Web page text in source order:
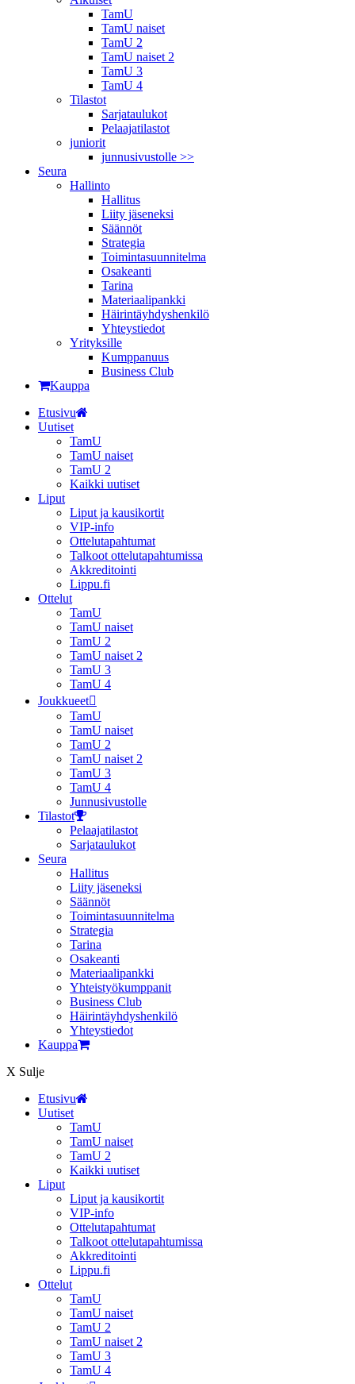
TamU
TamU naiset
TamU 2
TamU naiset 2
TamU 3
TamU 4
Tilastot
Sarjataulukot
Pelaajatilastot
juniorit
junnusivustolle >>
Seura
Hallinto
Hallitus
Liity jäseneksi
Säännöt
Strategia
Toimintasuunnitelma
Osakeanti
Tarina
Materiaalipankki
Häirintä­yhdyshenkilö
Yhteystiedot
Yrityksille
Kumppanuus
Business Club
Kauppa
Etusivu
Uutiset
TamU
TamU naiset
TamU 2
Kaikki uutiset
Liput
Liput ja kausikortit
VIP-info
Ottelutapahtumat
Talkoot ottelutapahtumissa
Akkreditointi
Lippu.fi
Ottelut
TamU
TamU naiset
TamU 2
TamU naiset 2
TamU 3
TamU 4
Joukkueet
TamU
TamU naiset
TamU 2
TamU naiset 2
TamU 3
TamU 4
Junnusivustolle
Tilastot
Pelaajatilastot
Sarjataulukot
Seura
Hallitus
Liity jäseneksi
Säännöt
Toimintasuunnitelma
Strategia
Tarina
Osakeanti
Materiaalipankki
Yhteistyö­kumppanit
Business Club
Häirintä­yhdyshenkilö
Yhteystiedot
Kauppa
X Sulje
Etusivu
Uutiset
TamU
TamU naiset
TamU 2
Kaikki uutiset
Liput
Liput ja kausikortit
VIP-info
Ottelutapahtumat
Talkoot ottelutapahtumissa
Akkreditointi
Lippu.fi
Ottelut
TamU
TamU naiset
TamU 2
TamU naiset 2
TamU 3
TamU 4